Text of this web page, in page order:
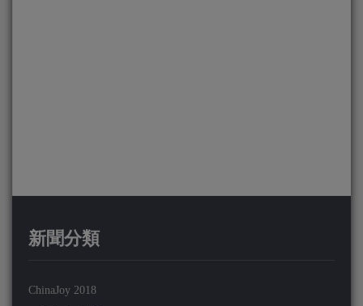
新聞分類
ChinaJoy 2018